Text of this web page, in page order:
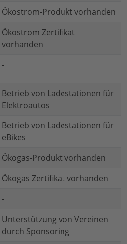
Ökostrom-Produkt vorhanden
Ökostrom Zertifikat
vorhanden
-
Betrieb von Ladestationen für
Elektroautos
Betrieb von Ladestationen für
eBikes
Ökogas-Produkt vorhanden
Ökogas Zertifikat vorhanden
-
Unterstützung von Vereinen
durch Sponsoring